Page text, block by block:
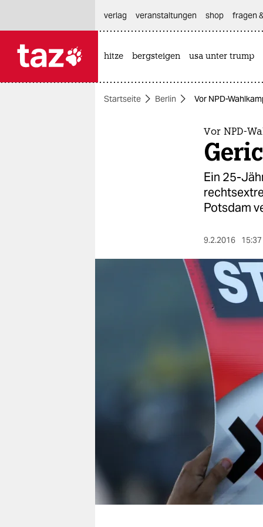
themen
abo
genossenschaft
verlag
veranstaltungen shop fragen
hitze bergsteigen usa unter trump
Startseite Berlin Vor NPD-
Vor NPD-
Ein 25-
Potsdam
9.2.2016